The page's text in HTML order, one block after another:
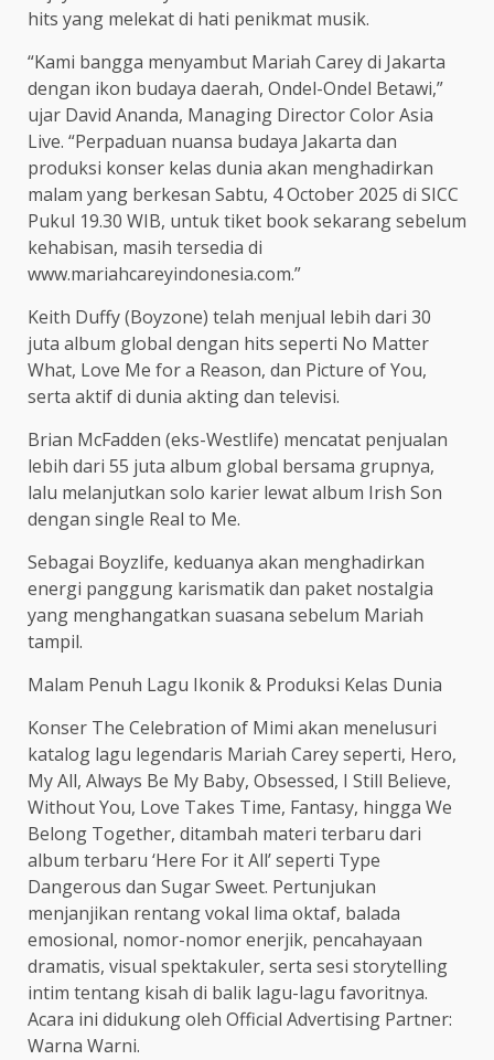
hits yang melekat di hati penikmat musik.
“Kami bangga menyambut Mariah Carey di Jakarta
dengan ikon budaya daerah, Ondel-Ondel Betawi,”
ujar David Ananda, Managing Director Color Asia
Live. “Perpaduan nuansa budaya Jakarta dan
produksi konser kelas dunia akan menghadirkan
malam yang berkesan Sabtu, 4 October 2025 di SICC
Pukul 19.30 WIB, untuk tiket book sekarang sebelum
kehabisan, masih tersedia di
www.mariahcareyindonesia.com.”
Keith Duffy (Boyzone) telah menjual lebih dari 30
juta album global dengan hits seperti No Matter
What, Love Me for a Reason, dan Picture of You,
serta aktif di dunia akting dan televisi.
Brian McFadden (eks-Westlife) mencatat penjualan
lebih dari 55 juta album global bersama grupnya,
lalu melanjutkan solo karier lewat album Irish Son
dengan single Real to Me.
Sebagai Boyzlife, keduanya akan menghadirkan
energi panggung karismatik dan paket nostalgia
yang menghangatkan suasana sebelum Mariah
tampil.
Malam Penuh Lagu Ikonik & Produksi Kelas Dunia
Konser The Celebration of Mimi akan menelusuri
katalog lagu legendaris Mariah Carey seperti, Hero,
My All, Always Be My Baby, Obsessed, I Still Believe,
Without You, Love Takes Time, Fantasy, hingga We
Belong Together, ditambah materi terbaru dari
album terbaru ‘Here For it All’ seperti Type
Dangerous dan Sugar Sweet. Pertunjukan
menjanjikan rentang vokal lima oktaf, balada
emosional, nomor-nomor enerjik, pencahayaan
dramatis, visual spektakuler, serta sesi storytelling
intim tentang kisah di balik lagu-lagu favoritnya.
Acara ini didukung oleh Official Advertising Partner:
Warna Warni.